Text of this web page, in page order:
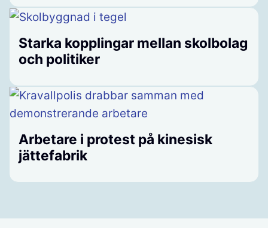
Starka kopplingar mellan skolbolag
och politiker
Arbetare i protest på kinesisk
jättefabrik